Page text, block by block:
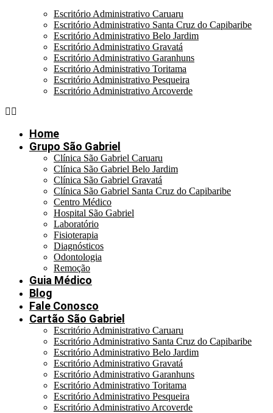
Escritório Administrativo Caruaru
Escritório Administrativo Santa Cruz do Capibaribe
Escritório Administrativo Belo Jardim
Escritório Administrativo Gravatá
Escritório Administrativo Garanhuns
Escritório Administrativo Toritama
Escritório Administrativo Pesqueira
Escritório Administrativo Arcoverde
Home
Grupo São Gabriel
Clínica São Gabriel Caruaru
Clínica São Gabriel Belo Jardim
Clínica São Gabriel Gravatá
Clínica São Gabriel Santa Cruz do Capibaribe
Centro Médico
Hospital São Gabriel
Laboratório
Fisioterapia
Diagnósticos
Odontologia
Remoção
Guia Médico
Blog
Fale Conosco
Cartão São Gabriel
Escritório Administrativo Caruaru
Escritório Administrativo Santa Cruz do Capibaribe
Escritório Administrativo Belo Jardim
Escritório Administrativo Gravatá
Escritório Administrativo Garanhuns
Escritório Administrativo Toritama
Escritório Administrativo Pesqueira
Escritório Administrativo Arcoverde